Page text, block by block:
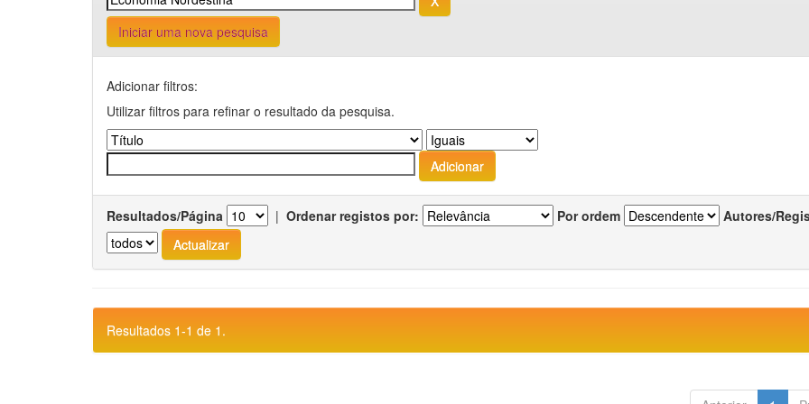
Iniciar uma nova pesquisa
Adicionar filtros:
Utilizar filtros para refinar o resultado da pesquisa.
Resultados/Página | Ordenar registos por: Por ordem Autores/
Resultados 1-1 de 1.